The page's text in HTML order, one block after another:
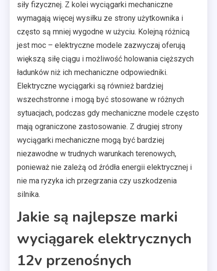
siły fizycznej. Z kolei wyciągarki mechaniczne
wymagają więcej wysiłku ze strony użytkownika i
często są mniej wygodne w użyciu. Kolejną różnicą
jest moc – elektryczne modele zazwyczaj oferują
większą siłę ciągu i możliwość holowania cięższych
ładunków niż ich mechaniczne odpowiedniki.
Elektryczne wyciągarki są również bardziej
wszechstronne i mogą być stosowane w różnych
sytuacjach, podczas gdy mechaniczne modele często
mają ograniczone zastosowanie. Z drugiej strony
wyciągarki mechaniczne mogą być bardziej
niezawodne w trudnych warunkach terenowych,
ponieważ nie zależą od źródła energii elektrycznej i
nie ma ryzyka ich przegrzania czy uszkodzenia
silnika.
Jakie są najlepsze marki
wyciągarek elektrycznych
12v przenośnych